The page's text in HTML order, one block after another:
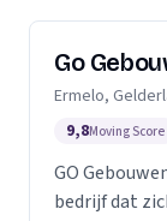
Go
Ermelo,
9,8Moving Score
GO
bedrijf dat